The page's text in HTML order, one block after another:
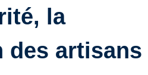
la
des artisans